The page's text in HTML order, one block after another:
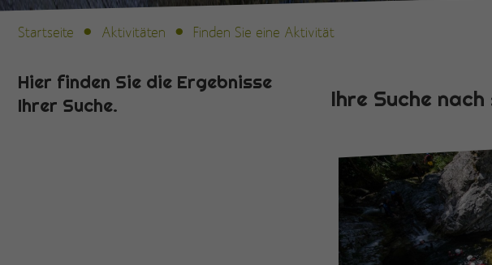
Startseite Aktivitäten Finden Sie eine Aktivität
Hier finden Sie die Ergebnisse
Ihrer Suche.
Ihre Suche nach